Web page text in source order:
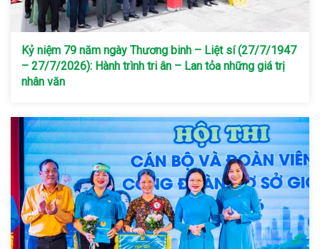
Kỷ niệm 79 năm ngày Thương binh – Liệt sí (27/7/1947
– 27/7/2026): Hành trình tri ân – Lan tỏa những giá trị
nhân văn